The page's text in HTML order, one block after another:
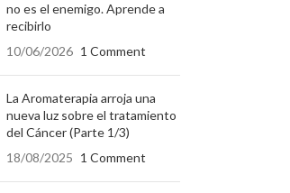
no es el enemigo. Aprende a
recibirlo
10/06/2026 1 Comment
La Aromaterapia arroja una
nueva luz sobre el tratamiento
del Cáncer (Parte 1/3)
18/08/2025 1 Comment